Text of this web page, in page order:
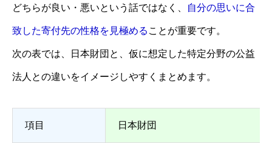
どちらが良い・悪いという話ではなく、 自分の思いに合
致した寄付先の性格を見極める ことが重要です。
次の表では、日本財団と、仮に想定した特定分野の公益
法人との違いをイメージしやすくまとめます。
項目 日本財団